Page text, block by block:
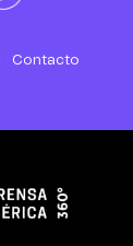
Contacto